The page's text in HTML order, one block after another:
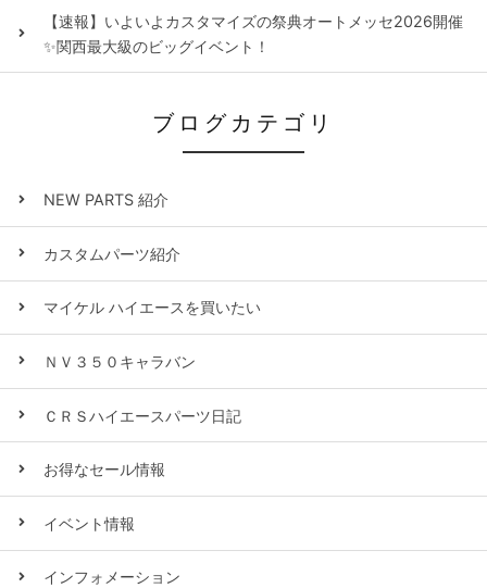
【速報】いよいよカスタマイズの祭典オートメッセ2026開催
✨関西最大級のビッグイベント！
ブログカテゴリ
NEW PARTS 紹介
カスタムパーツ紹介
マイケル ハイエースを買いたい
ＮＶ３５０キャラバン
ＣＲＳハイエースパーツ日記
お得なセール情報
イベント情報
インフォメーション